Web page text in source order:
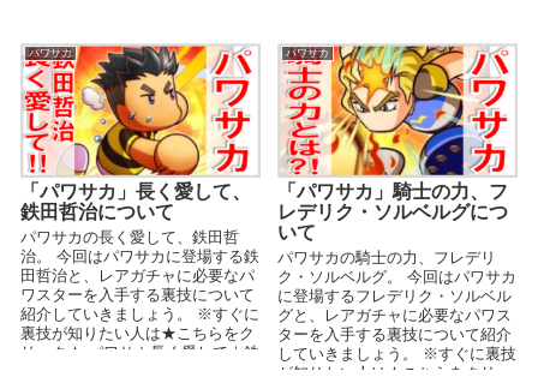
パワサカ
「パワサカ」長く愛して、
鉄田哲治について
パワサカの長く愛して、鉄田哲
治。 今回はパワサカに登場する鉄
田哲治と、レアガチャに必要なパ
ワスターを入手する裏技について
紹介していきましょう。 ※すぐに
裏技が知りたい人は★こちらをク
リック★ パワサカ長く愛して｜鉄
パワサカ
「パワサカ」騎士の力、フ
レデリク・ソルベルグにつ
いて
パワサカの騎士の力、フレデリ
ク・ソルベルグ。 今回はパワサカ
に登場するフレデリク・ソルベル
グと、レアガチャに必要なパワス
ターを入手する裏技について紹介
していきましょう。 ※すぐに裏技
が知りたい人は★こちらをクリッ